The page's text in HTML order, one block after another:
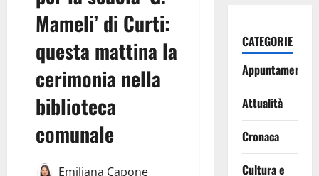
Mameli’ di Curti:
questa mattina la
cerimonia nella
biblioteca
comunale
Emiliana Capone
CATEGORIE
Appuntamenti
Attualità
Cronaca
Cultura e